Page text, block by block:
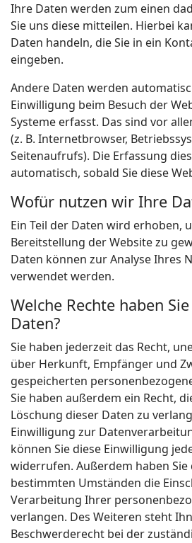
Ihre Daten werden zum einen
Sie uns diese mitteilen. Hierbei
Daten handeln, die Sie in ein
eingeben.
Andere Daten werden
Einwilligung beim Besuch der
Systeme erfasst. Das sind vor
(z. B. Internetbrowser,
Seitenaufrufs). Die Erfassung
automatisch, sobald Sie diese
Wofür nutzen wir Ihre
Ein Teil der Daten wird erhoben,
Bereitstellung der Website zu
Daten können zur Analyse Ihres
verwendet werden.
Welche Rechte haben
Daten?
Sie haben jederzeit das Recht,
über Herkunft, Empfänger und
gespeicherten
Sie haben außerdem ein Recht,
Löschung dieser Daten zu
Einwilligung zur
können Sie diese Einwilligung
widerrufen. Außerdem haben Sie
bestimmten Umständen die
Verarbeitung Ihrer
verlangen. Des Weiteren steht
Beschwerderecht bei der